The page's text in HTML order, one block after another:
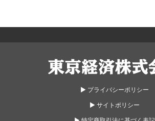
▶︎ プライバシーポリシー
▶︎ サイトポリシー